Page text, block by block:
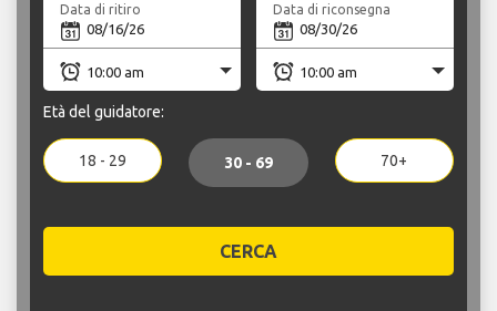
Data di ritiro Data di riconsegna
Età del guidatore:
18 - 29 30 - 69 70+
CERCA